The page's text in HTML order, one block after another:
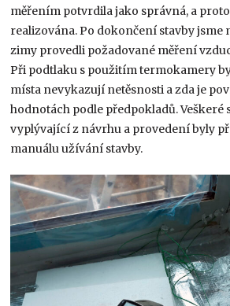
měřením potvrdila jako správná, a
realizována. Po dokončení stavby jsme
zimy provedli požadované měření
Při podtlaku s použitím termokamery
místa nevykazují netěsnosti a zda je
hodnotách podle předpokladů. Veškeré
vyplývající z návrhu a provedení byly
manuálu užívání stavby.